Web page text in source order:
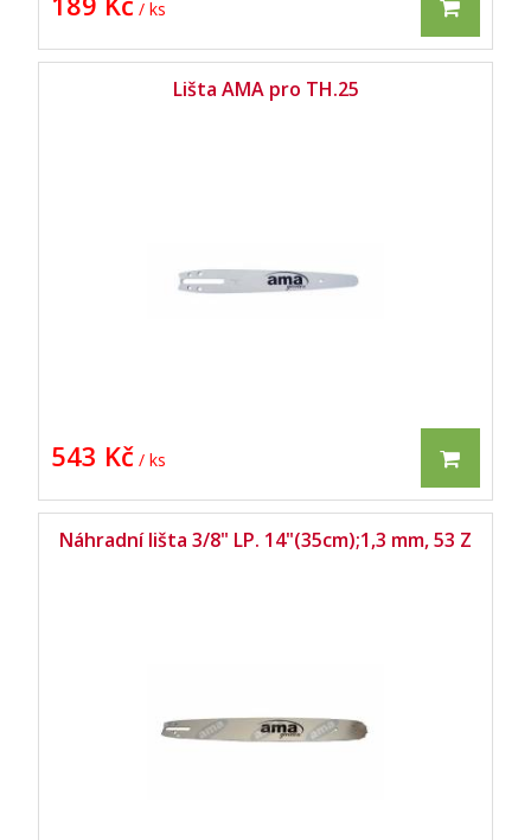
/ ks
Lišta AMA pro TH.25
543 Kč / ks
Náhradní lišta 3/8" LP. 14"(35cm);1,3 mm, 53 Z